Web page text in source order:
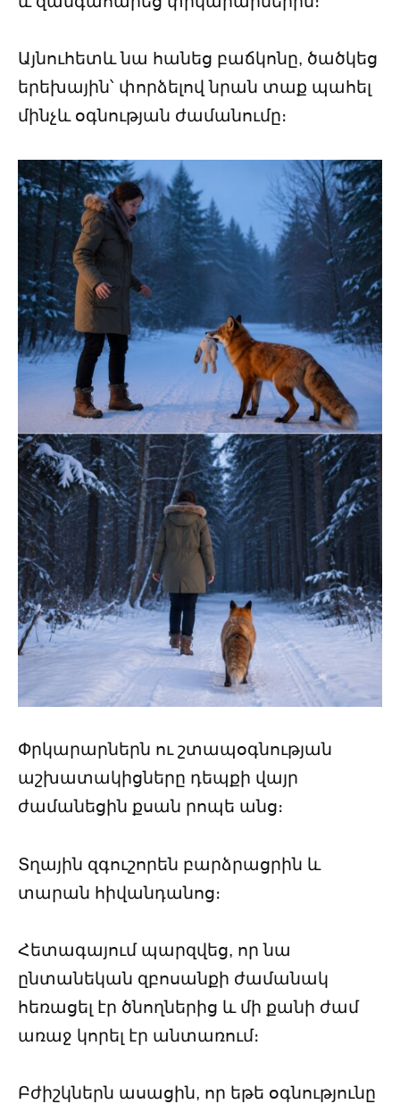
Այնուհետև նա հանեց բաճկոնը, ծածկեց
երեխային՝ փորձելով նրան տաք պահել
մինչև օգնության ժամանումը։
Փրկարարներն ու շտապօգնության
աշխատակիցները դեպքի վայր
ժամանեցին քսան րոպե անց։
Տղային զգուշորեն բարձրացրին և
տարան հիվանդանոց։
Հետագայում պարզվեց, որ նա
ընտանեկան զբոսանքի ժամանակ
հեռացել էր ծնողներից և մի քանի ժամ
առաջ կորել էր անտառում։
Բժիշկներն ասացին, որ եթե օգնությունը